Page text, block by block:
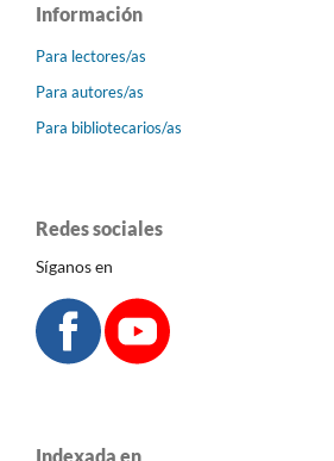
Información
Para lectores/as
Para autores/as
Para bibliotecarios/as
Redes sociales
Síganos en
Indexada en